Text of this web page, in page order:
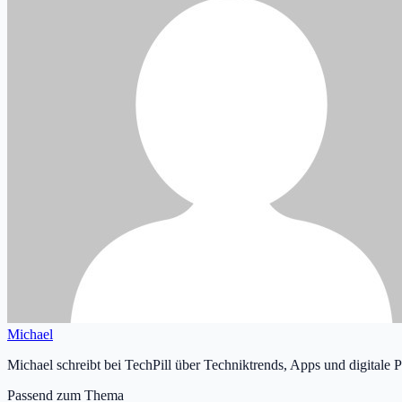
Michael
Michael schreibt bei TechPill über Techniktrends, Apps und digitale
Passend zum Thema